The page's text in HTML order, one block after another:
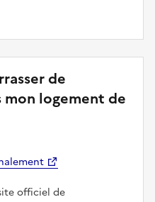
de
mon logement de
officiel de